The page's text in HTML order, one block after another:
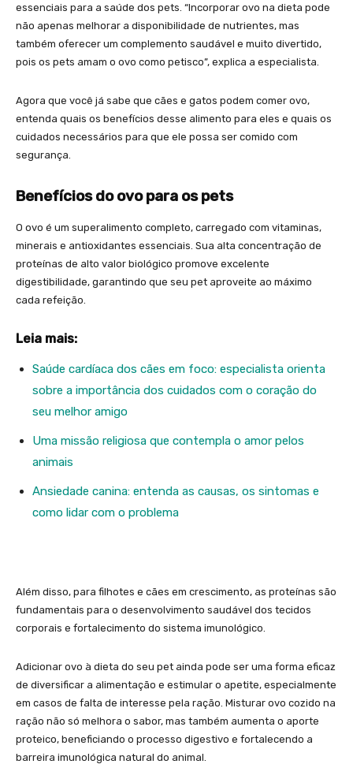
essenciais para a saúde dos pets. “Incorporar ovo na dieta pode
não apenas melhorar a disponibilidade de nutrientes, mas
também oferecer um complemento saudável e muito divertido,
pois os pets amam o ovo como petisco”, explica a especialista.
Agora que você já sabe que cães e gatos podem comer ovo,
entenda quais os benefícios desse alimento para eles e quais os
cuidados necessários para que ele possa ser comido com
segurança.
Benefícios do ovo para os pets
O ovo é um superalimento completo, carregado com vitaminas,
minerais e antioxidantes essenciais. Sua alta concentração de
proteínas de alto valor biológico promove excelente
digestibilidade, garantindo que seu pet aproveite ao máximo
cada refeição.
Leia mais:
Saúde cardíaca dos cães em foco: especialista orienta
sobre a importância dos cuidados com o coração do
seu melhor amigo
Uma missão religiosa que contempla o amor pelos
animais
Ansiedade canina: entenda as causas, os sintomas e
como lidar com o problema
Além disso, para filhotes e cães em crescimento, as proteínas são
fundamentais para o desenvolvimento saudável dos tecidos
corporais e fortalecimento do sistema imunológico.
Adicionar ovo à dieta do seu pet ainda pode ser uma forma eficaz
de diversificar a alimentação e estimular o apetite, especialmente
em casos de falta de interesse pela ração. Misturar ovo cozido na
ração não só melhora o sabor, mas também aumenta o aporte
proteico, beneficiando o processo digestivo e fortalecendo a
barreira imunológica natural do animal.